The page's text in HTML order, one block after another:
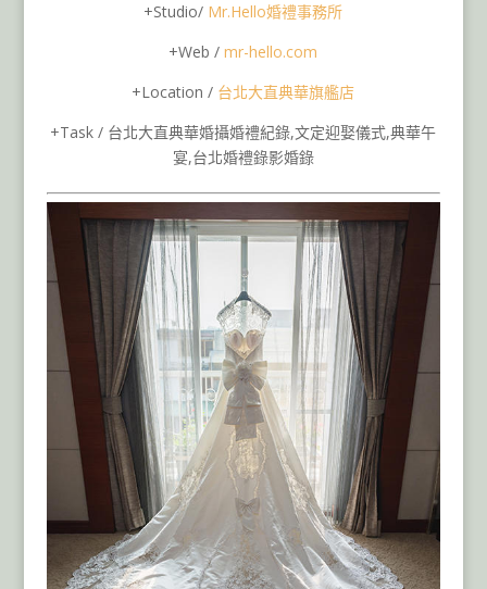
+Studio/ Mr.Hello婚禮事務所
+Web /mr-hello.com
+Location / 台北大直典華旗艦店
+Task / 台北大直典華婚攝婚禮紀錄,文定迎娶儀式,典華午
宴,台北婚禮錄影婚錄